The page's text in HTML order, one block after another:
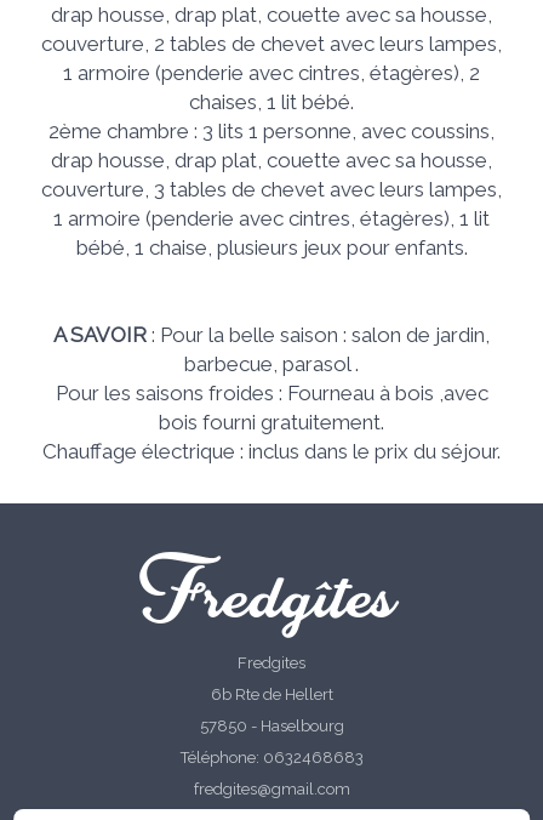
drap housse, drap plat, couette avec sa housse,
couverture, 2 tables de chevet avec leurs lampes,
1 armoire (penderie avec cintres, étagères), 2
chaises, 1 lit bébé.
2ème chambre : 3 lits 1 personne, avec coussins,
drap housse, drap plat, couette avec sa housse,
couverture, 3 tables de chevet avec leurs lampes,
1 armoire (penderie avec cintres, étagères), 1 lit
bébé, 1 chaise, plusieurs jeux pour enfants.
A SAVOIR : Pour la belle saison : salon de jardin,
barbecue, parasol .
Pour les saisons froides : Fourneau à bois ,avec
bois fourni gratuitement.
Chauffage électrique : inclus dans le prix du séjour.
Fredgîtes
Fredgites
6b Rte de Hellert
57850 - Haselbourg
Téléphone: 0632468683
fredgites@gmail.com